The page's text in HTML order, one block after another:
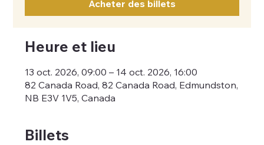
Acheter des billets
Heure et lieu
13 oct. 2026, 09:00 – 14 oct. 2026, 16:00
82 Canada Road, 82 Canada Road, Edmundston,
NB E3V 1V5, Canada
Billets